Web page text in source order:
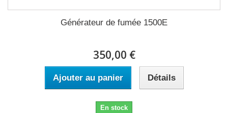
Générateur de fumée 1500E
350,00 €
Ajouter au panier Détails
En stock